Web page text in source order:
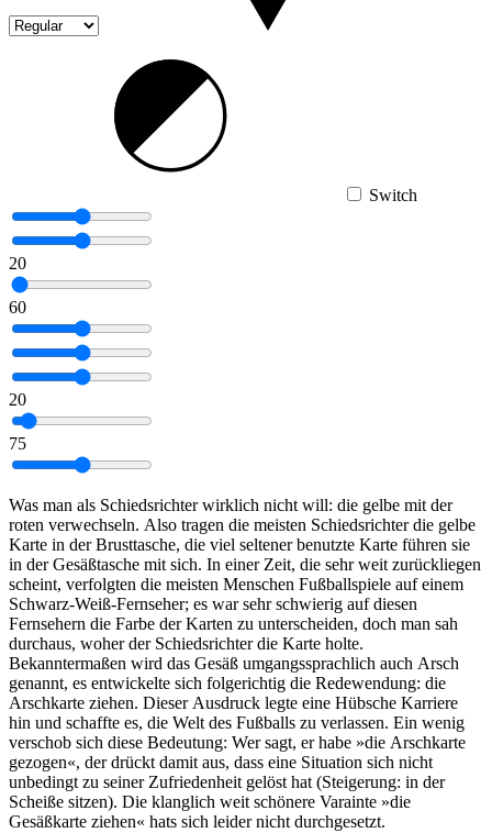
Switch
20
60
20
75
Was man als Schiedsrichter wirklich nicht will: die gelbe mit der
roten verwechseln. Also tragen die meisten Schiedsrichter die gelbe
Karte in der Brusttasche, die viel seltener benutzte Karte führen sie
in der Gesäßtasche mit sich. In einer Zeit, die sehr weit zurückliegen
scheint, verfolgten die meisten Menschen Fußballspiele auf einem
Schwarz-Weiß-Fernseher; es war sehr schwierig auf diesen
Fernsehern die Farbe der Karten zu unterscheiden, doch man sah
durchaus, woher der Schiedsrichter die Karte holte.
Bekanntermaßen wird das Gesäß umgangssprachlich auch Arsch
genannt, es entwickelte sich folgerichtig die Redewendung: die
Arschkarte ziehen. Dieser Ausdruck legte eine Hübsche Karriere
hin und schaffte es, die Welt des Fußballs zu verlassen. Ein wenig
verschob sich diese Bedeutung: Wer sagt, er habe »die Arschkarte
gezogen«, der drückt damit aus, dass eine Situation sich nicht
unbedingt zu seiner Zufriedenheit gelöst hat (Steigerung: in der
Scheiße sitzen). Die klanglich weit schönere Varainte »die
Gesäßkarte ziehen« hats sich leider nicht durchgesetzt.